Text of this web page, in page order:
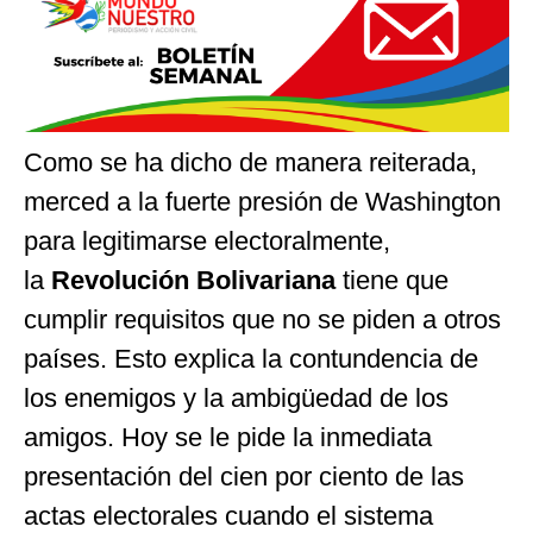
Como se ha dicho de manera reiterada,
merced a la fuerte presión de Washington
para legitimarse electoralmente,
la Revolución Bolivarianatiene que
cumplir requisitos que no se piden a otros
países. Esto explica la contundencia de
los enemigos y la ambigüedad de los
amigos. Hoy se le pide la inmediata
presentación del cien por ciento de las
actas electorales cuando el sistema